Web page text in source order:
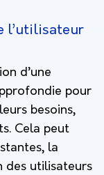
l’utilisateur
d’une
pour
besoins,
Cela peut
la
des utilisateurs